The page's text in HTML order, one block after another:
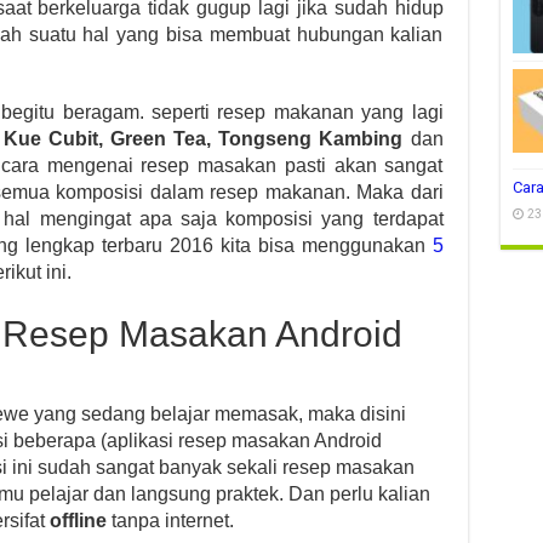
berkeluarga tidak gugup lagi jika sudah hidup
suatu hal yang bisa membuat hubungan kalian
beragam. seperti resep makanan yang lagi
Cubit, Green Tea, Tongseng Kambing dan
mengenai resep masakan pasti akan sangat
komposisi dalam resep makanan. Maka dari
mengingat apa saja komposisi yang terdapat
lengkap terbaru 2016 kita bisa menggunakan 5
ini.
Masakan Android
yang sedang belajar memasak, maka disini
beberapa (aplikasi resep masakan Android
ini sudah sangat banyak sekali resep masakan
pelajar dan langsung praktek. Dan perlu kalian
offlinetanpa internet.